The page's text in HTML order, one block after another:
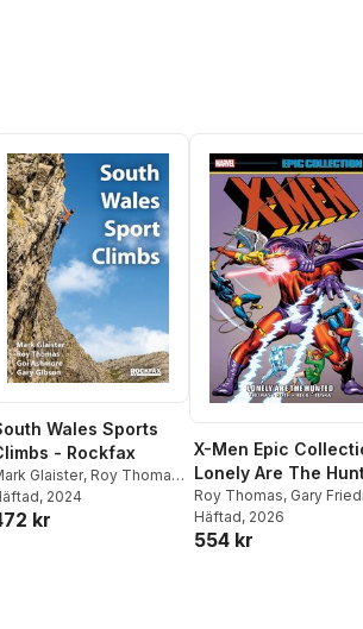
Wales Sports
- Rockfax
Glaister, Roy Thomas ,
Ashmore
, 2024
kr
X-Men Epic
Lonely Are The
(New Printing)
Roy Thomas, Gary
Häftad, 2026
554 kr